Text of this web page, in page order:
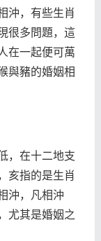
沖，有些生肖
很多問題，這
在一起便可萬
與豬的婚姻相
，在十二地支
亥指的是生肖
沖，凡相沖
尤其是婚姻之